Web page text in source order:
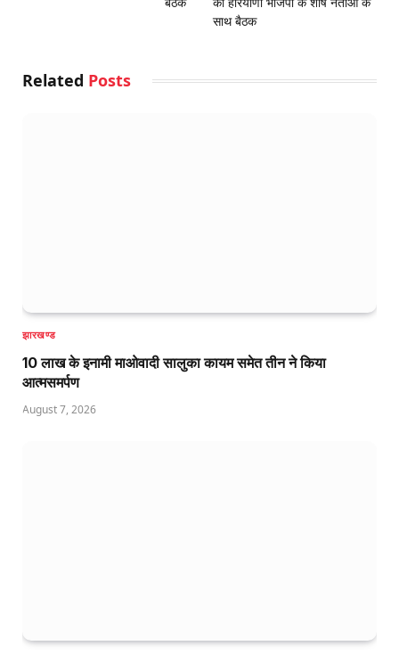
साथ बैठक
Related Posts
झारखण्ड
10 लाख के इनामी माओवादी सालुका कायम समेत तीन ने किया
आत्मसमर्पण
August 7, 2026